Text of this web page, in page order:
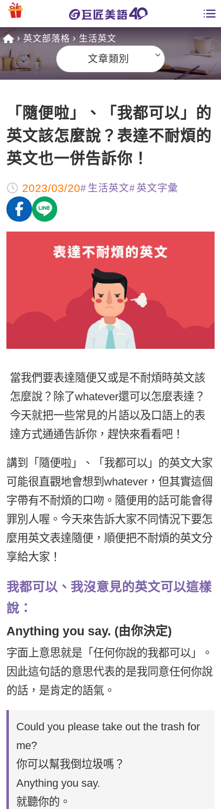
課程總覽
英文課程總表
英文會話
商用英文
英文檢定
TOEIC 多益課程
GEPT 全民英檢課程
TOEFL 托福課程
能力養成
英文聽力養成
旅遊英文
情境閱讀
英文寫作
TED Talks
CNN聽力強化
韓語
兒童美語
一對一家教
數位學習教材
全國分校
免費資源
多益秒學堂
英文能力測驗
師資團隊
學習分享
學員故事
學員讚出來
學員專區
英文部落格 生活英文
文章類別
「隨便啦」、「我都可以」的
英文該怎麼說？表達不耐煩的
英文也一併告訴你！
2023/03/20 生活英文 英文字彙
當我們要表達隨便又或是不耐煩時英文該
怎麼說？除了whatever還可以怎麼表達？
今天就把一些常見的片語以及口語上的表
達方式通通告訴你，趕快來看看吧！
講到「隨便啦」、「我都可以」的英文大家
可能很直觀地會想到whatever，但其實這個
字帶有不耐煩的口吻。隨便用的話可能會得
罪別人喔。今天來告訴大家不同情況下要怎
麼用英文表達隨便，順便把不耐煩的英文分
享給大家！
我都可以、我沒意見的英文可以這樣
說：
Anything you say. (由你決定)
字面上意思就是「任何你說的我都可以」。
因此這句話的意思代表的是我同意任何你說
的話，是肯定的語氣。
Could you please take out the trash for
me?
你可以幫我倒垃圾嗎？
Anything you say.
就聽你的。